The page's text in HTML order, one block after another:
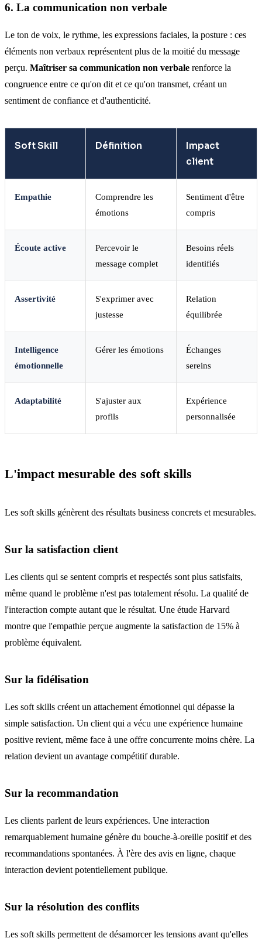
6. La communication non verbale
Le ton de voix, le rythme, les expressions faciales, la posture : ces
éléments non verbaux représentent plus de la moitié du message
perçu. Maîtriser sa communication non verbale renforce la
congruence entre ce qu'on dit et ce qu'on transmet, créant un
sentiment de confiance et d'authenticité.
Soft Skill Définition
Impact
client
Empathie
Comprendre les
émotions
Sentiment d'être
compris
Écoute active
Percevoir le
message complet
Besoins réels
identifiés
Assertivité
S'exprimer avec
justesse
Relation
équilibrée
Intelligence
émotionnelle
Gérer les émotions
Échanges
sereins
Adaptabilité
S'ajuster aux
profils
Expérience
personnalisée
L'impact mesurable des soft skills
Les soft skills génèrent des résultats business concrets et mesurables.
Sur la satisfaction client
Les clients qui se sentent compris et respectés sont plus satisfaits,
même quand le problème n'est pas totalement résolu. La qualité de
l'interaction compte autant que le résultat. Une étude Harvard
montre que l'empathie perçue augmente la satisfaction de 15% à
problème équivalent.
Sur la fidélisation
Les soft skills créent un attachement émotionnel qui dépasse la
simple satisfaction. Un client qui a vécu une expérience humaine
positive revient, même face à une offre concurrente moins chère. La
relation devient un avantage compétitif durable.
Sur la recommandation
Les clients parlent de leurs expériences. Une interaction
remarquablement humaine génère du bouche-à-oreille positif et des
recommandations spontanées. À l'ère des avis en ligne, chaque
interaction devient potentiellement publique.
Sur la résolution des conflits
Les soft skills permettent de désamorcer les tensions avant qu'elles